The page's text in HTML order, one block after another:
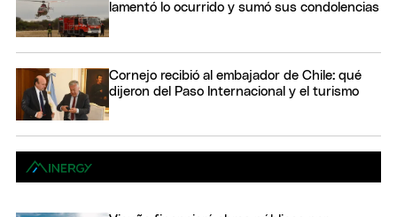
lamentó lo ocurrido y sumó sus condolencias
Cornejo recibió al embajador de Chile: qué
dijeron del Paso Internacional y el turismo